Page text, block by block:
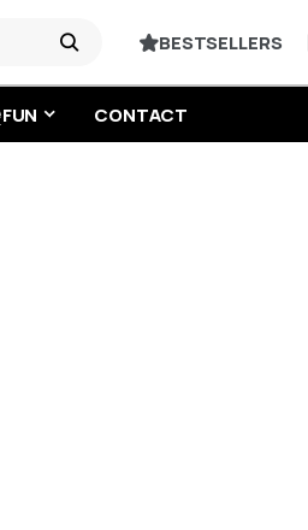
BESTSELLERS
FUN CONTACT